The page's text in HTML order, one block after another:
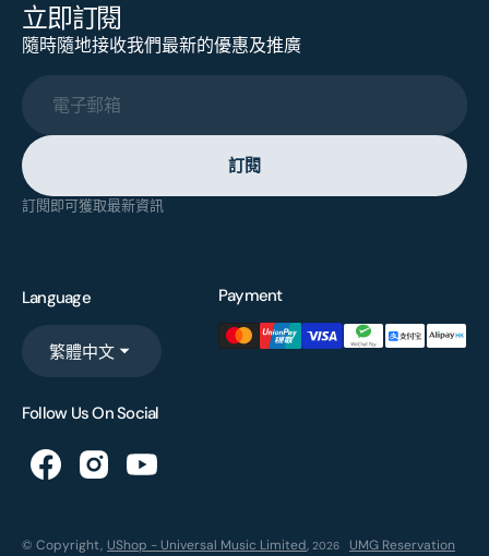
立即訂閱
隨時隨地接收我們最新的優惠及推廣
電子郵箱
訂閱
訂閱即可獲取最新資訊
Language
繁體中文
Payment
Follow Us On Social
© Copyright, UShop - Universal Music Limited, 2026 UMG Reservation